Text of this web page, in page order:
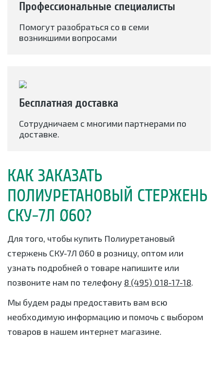
Профессиональные специалисты
Помогут разобраться со в семи
возникшими вопросами
Бесплатная доставка
Сотрудничаем с многими партнерами по
доставке.
КАК ЗАКАЗАТЬ
ПОЛИУРЕТАНОВЫЙ СТЕРЖЕНЬ
СКУ-7Л Ø60?
Для того, чтобы купить Полиуретановый
стержень СКУ-7Л Ø60 в розницу, оптом или
узнать подробней о товаре напишите или
позвоните нам по телефону 8 (495) 018-17-18.
Мы будем рады предоставить вам всю
необходимую информацию и помочь с выбором
товаров в нашем интернет магазине.